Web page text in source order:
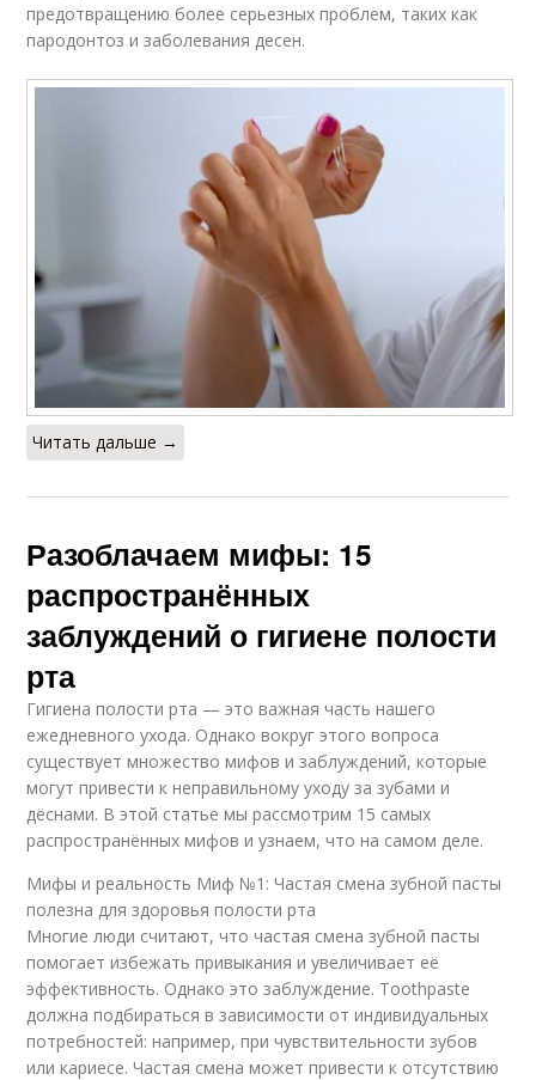
предотвращению более серьезных проблем, таких как
пародонтоз и заболевания десен.
Читать дальше →
Разоблачаем мифы: 15
распространённых
заблуждений о гигиене полости
рта
Гигиена полости рта — это важная часть нашего
ежедневного ухода. Однако вокруг этого вопроса
существует множество мифов и заблуждений, которые
могут привести к неправильному уходу за зубами и
дёснами. В этой статье мы рассмотрим 15 самых
распространённых мифов и узнаем, что на самом деле.
Мифы и реальность Миф №1: Частая смена зубной пасты
полезна для здоровья полости рта
Многие люди считают, что частая смена зубной пасты
помогает избежать привыкания и увеличивает её
эффективность. Однако это заблуждение. Toothpaste
должна подбираться в зависимости от индивидуальных
потребностей: например, при чувствительности зубов
или кариесе. Частая смена может привести к отсутствию